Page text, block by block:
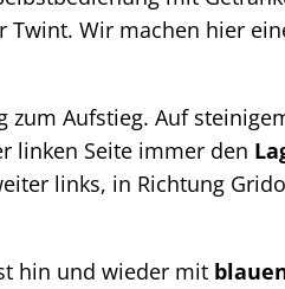
Wir machen hier
Aufstieg. Auf
linken Seite immer den
links, in Richtung
hin und wieder mit